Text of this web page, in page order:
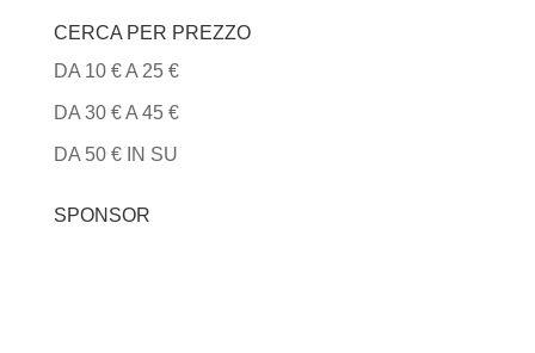
CERCA PER PREZZO
DA 10 € A 25 €
DA 30 € A 45 €
DA 50 € IN SU
SPONSOR